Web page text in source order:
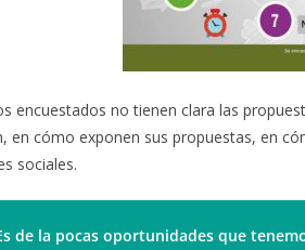
encuestados no tienen clara las
en cómo exponen sus propuestas, en
sociales.
de la pocas oportunidades que